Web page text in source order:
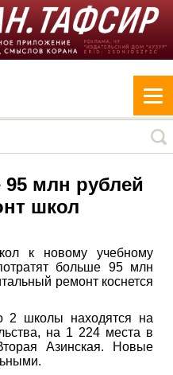
млн рублей
школ
к новому учебному
больше 95 млн
ремонт коснется
2 школы находятся на
на 1 224 места в
Азинская. Новые